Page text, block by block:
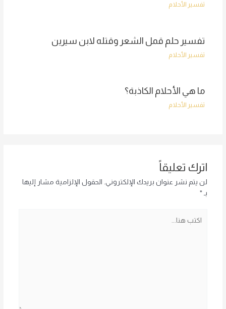
تفسير الأحلام
تفسير حلم قمل الشعر وقتله لابن سيرين
تفسير الأحلام
ما هي الأحلام الكاذبة؟
تفسير الأحلام
اترك تعليقاً
لن يتم نشر عنوان بريدك الإلكتروني.
الحقول الإلزامية مشار إليها
بـ *
هنا...